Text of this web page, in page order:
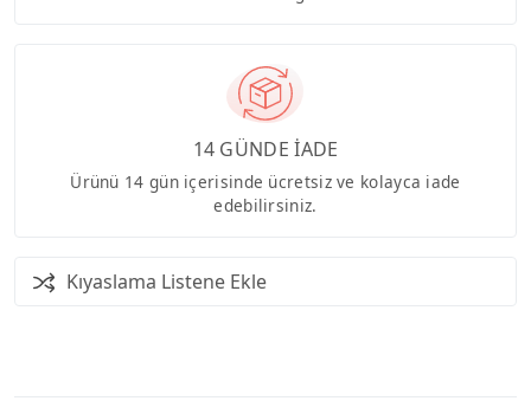
14 GÜNDE İADE
Ürünü 14 gün içerisinde ücretsiz ve kolayca iade
edebilirsiniz.
Kıyaslama Listene Ekle